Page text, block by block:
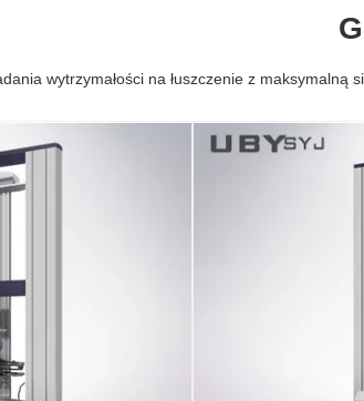
wytrzymałości na łuszczenie z